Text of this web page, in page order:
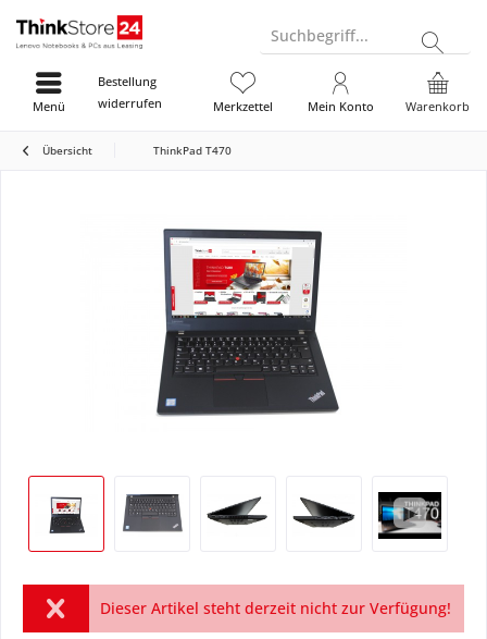
Suchbegriff...
Bestellung
widerrufen
Warenkorb
Merkzettel Mein Konto
Menü
Übersicht ThinkPad T470
Dieser Artikel steht derzeit nicht zur Verfügung!